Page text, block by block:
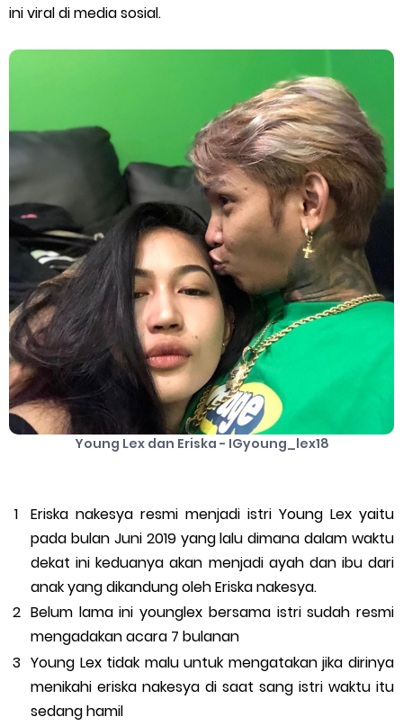
ini viral di media sosial.
Young Lex dan Eriska - IGyoung_lex18
Eriska nakesya resmi menjadi istri Young Lex yaitu
pada bulan Juni 2019 yang lalu dimana dalam waktu
dekat ini keduanya akan menjadi ayah dan ibu dari
anak yang dikandung oleh Eriska nakesya.
Belum lama ini younglex bersama istri sudah resmi
mengadakan acara 7 bulanan
Young Lex tidak malu untuk mengatakan jika dirinya
menikahi eriska nakesya di saat sang istri waktu itu
sedang hamil